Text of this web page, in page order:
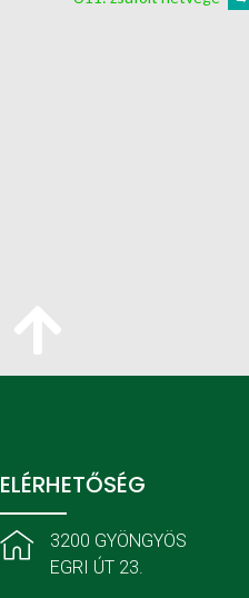
ELÉRHETŐSÉG
3200 GYÖNGYÖS
EGRI ÚT 23.